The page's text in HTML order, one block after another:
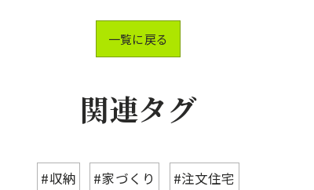
一覧に戻る
関連タグ
#収納 #家づくり #注文住宅